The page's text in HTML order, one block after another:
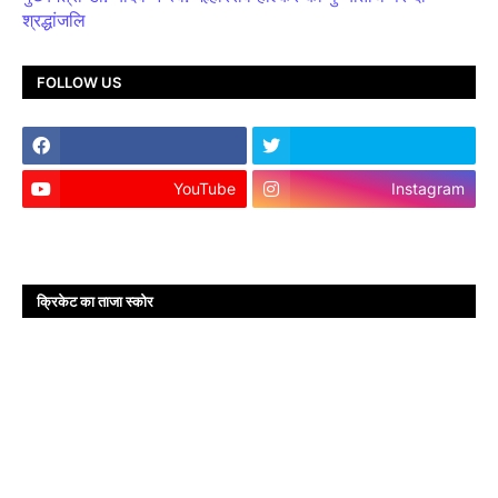
श्रद्धांजलि
FOLLOW US
YouTube Instagram
क्रिकेट का ताजा स्कोर